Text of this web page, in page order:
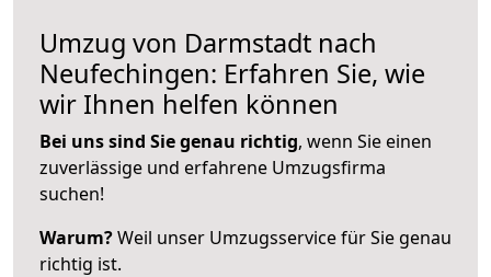
Umzug von Darmstadt nach
Neufechingen: Erfahren Sie, wie
wir Ihnen helfen können
Bei uns sind Sie genau richtig, wenn Sie einen
zuverlässige und erfahrene Umzugsfirma
suchen!
Warum?Weil unser Umzugsservice für Sie genau
richtig ist.